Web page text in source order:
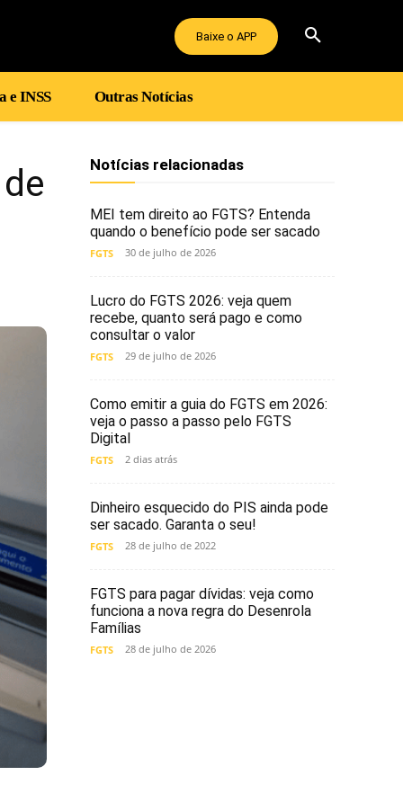
Baixe o APP
e INSS Outras Notícias
Notícias relacionadas
MEI tem direito ao FGTS? Entenda
quando o benefício pode ser sacado
FGTS 30 de julho de 2026
Lucro do FGTS 2026: veja quem
recebe, quanto será pago e como
consultar o valor
FGTS 29 de julho de 2026
Como emitir a guia do FGTS em 2026:
veja o passo a passo pelo FGTS
Digital
FGTS 2 dias atrás
Dinheiro esquecido do PIS ainda pode
ser sacado. Garanta o seu!
FGTS 28 de julho de 2022
FGTS para pagar dívidas: veja como
funciona a nova regra do Desenrola
Famílias
FGTS 28 de julho de 2026